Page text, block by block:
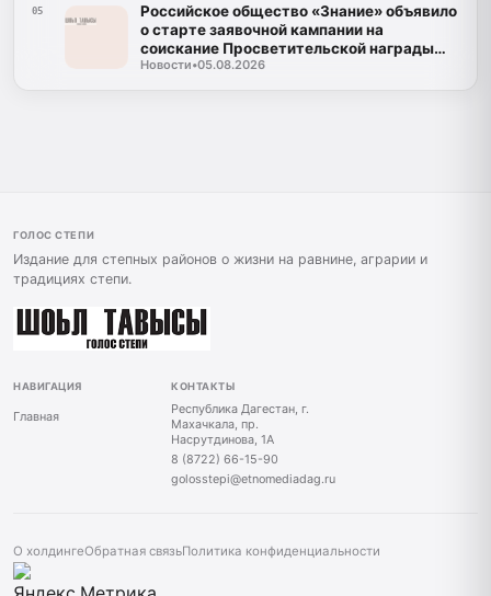
05
Российское общество «Знание» объявило
о старте заявочной кампании на
соискание Просветительской награды
«Знание. Премия-2026».
Новости•05.08.2026
ГОЛОС СТЕПИ
Издание для степных районов о жизни на равнине, аграрии и
традициях степи.
НАВИГАЦИЯ
Главная
КОНТАКТЫ
Республика Дагестан, г.
Махачкала, пр.
Насрутдинова, 1А
8 (8722) 66-15-90
golosstepi@etnomediadag.ru
О холдингеОбратная связьПолитика конфиденциальности